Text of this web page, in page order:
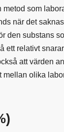
metod som
när det
den substans
ett relativt
att värden
mellan olika